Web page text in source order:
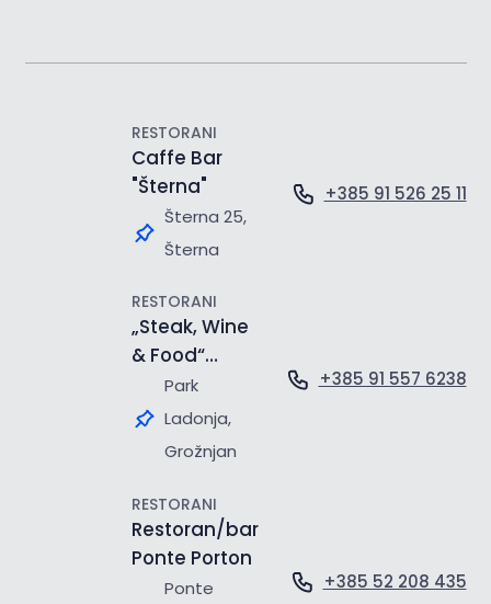
RESTORANI
Caffe Bar
"Šterna"
Šterna 25,
Šterna
+385 91 526 25 11
RESTORANI
„Steak, Wine
& Food“
Mama Maria
Park
Ladonja,
Grožnjan
+385 91 557 6238
RESTORANI
Restoran/bar
Ponte Porton
Ponte
+385 52 208 435